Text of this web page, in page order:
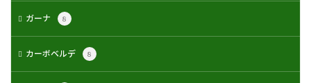
ガーナ 8
カーボベルデ 8